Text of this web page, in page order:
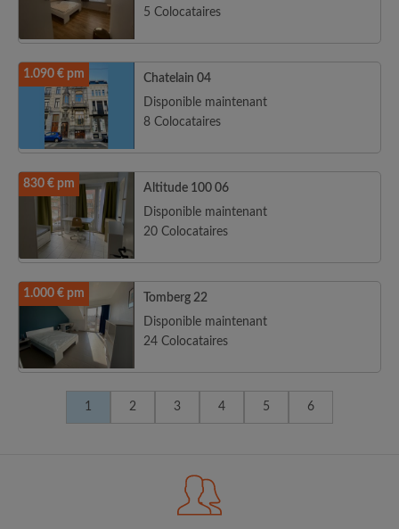
5 Colocataires
1.090 € pm
Chatelain 04
Disponible maintenant
8 Colocataires
830 € pm
Altitude 100 06
Disponible maintenant
20 Colocataires
1.000 € pm
Tomberg 22
Disponible maintenant
24 Colocataires
1 2 3 4 5 6